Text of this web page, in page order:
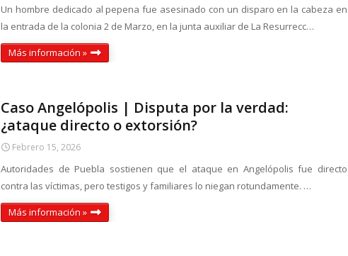
Un hombre dedicado al pepena fue asesinado con un disparo en la cabeza en
la entrada de la colonia 2 de Marzo, en la junta auxiliar de La Resurrecc…
Más información »
Caso Angelópolis | Disputa por la verdad:
¿ataque directo o extorsión?
Febrero 15, 2026
Autoridades de Puebla sostienen que el ataque en Angelópolis fue directo
contra las víctimas, pero testigos y familiares lo niegan rotundamente. …
Más información »